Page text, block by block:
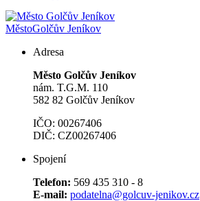
MěstoGolčův Jeníkov
Adresa
Město Golčův Jeníkov
nám. T.G.M. 110
582 82 Golčův Jeníkov
IČO: 00267406
DIČ: CZ00267406
Spojení
Telefon: 569 435 310 - 8
E-mail: podatelna@golcuv-jenikov.cz